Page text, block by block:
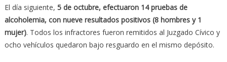
El día siguiente, 5 de octubre, efectuaron 14 pruebas de
alcoholemia, con nueve resultados positivos (8 hombres y 1
mujer). Todos los infractores fueron remitidos al Juzgado Cívico y
ocho vehículos quedaron bajo resguardo en el mismo depósito.